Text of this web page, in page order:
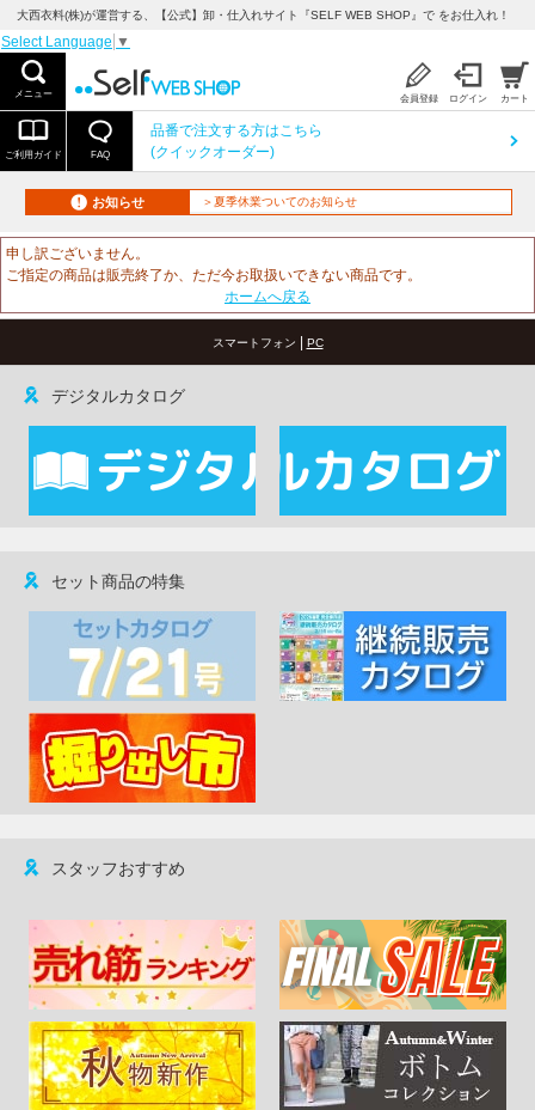
大西衣料(株)が運営する、【公式】卸・仕入れサイト『SELF WEB SHOP』で をお仕入れ！
Select Language ▼
メニュー 会員登録 ログイン カート
ご利用ガイド FAQ
品番で注文する方はこちら
(クイックオーダー)
お知らせ ＞夏季休業ついてのお知らせ
申し訳ございません。
ご指定の商品は販売終了か、ただ今お取扱いできない商品です。
ホームへ戻る
スマートフォン | PC
デジタルカタログ
セット商品の特集
スタッフおすすめ